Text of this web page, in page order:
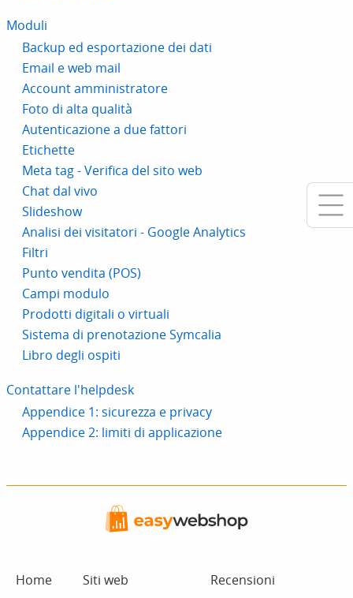
Moduli
Backup ed esportazione dei dati
Email e web mail
Account amministratore
Foto di alta qualità
Autenticazione a due fattori
Etichette
Meta tag - Verifica del sito web
Chat dal vivo
Slideshow
Analisi dei visitatori - Google Analytics
Filtri
Punto vendita (POS)
Campi modulo
Prodotti digitali o virtuali
Sistema di prenotazione Symcalia
Libro degli ospiti
Contattare l'helpdesk
Appendice 1: sicurezza e privacy
Appendice 2: limiti di applicazione
Home Siti web Recensioni